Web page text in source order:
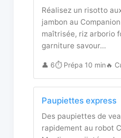
Réalisez un risotto
jambon au
maîtrisée, riz arborio
garniture savour…
👤 6⏱️ Prépa 10 min🔥
Paupiettes express
Des paupiettes de
rapidement au robot